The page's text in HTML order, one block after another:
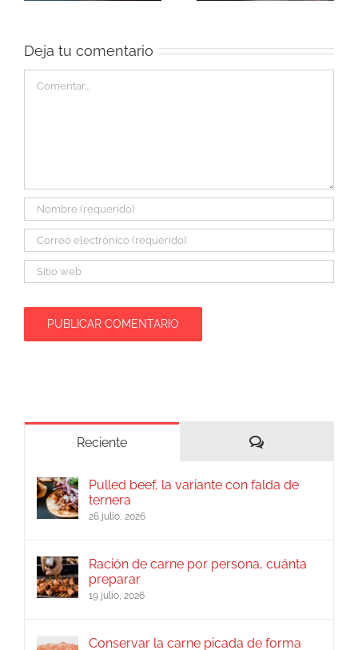
Deja tu comentario
Reciente Comentarios
Pulled beef, la variante con falda de
ternera
26 julio, 2026
Ración de carne por persona, cuánta
preparar
19 julio, 2026
Conservar la carne picada de forma